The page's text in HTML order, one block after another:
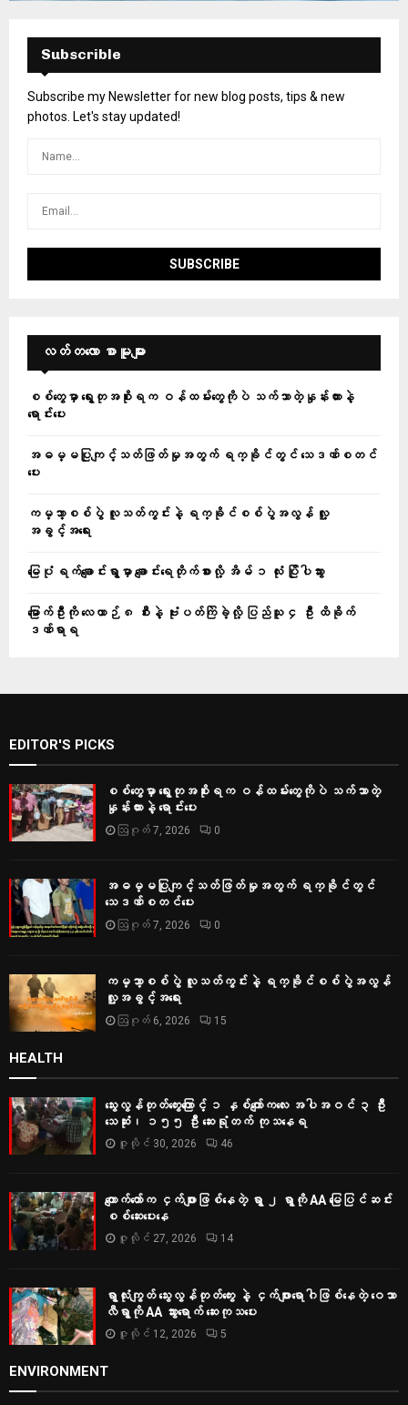
Subscrible
Subscribe my Newsletter for new blog posts, tips & new
photos. Let's stay updated!
လတ်တ‌လော စာမူများ
စစ်တွေမှာ ရွေးတုအစိုးရက ဝန်ထမ်းတွေကိုပဲ သက်သာတဲ့နှုန်းထားနဲ့
ရောင်းပေး
အဓမ္မပြုကျင့်သတ်ဖြတ်မှုအတွက် ရက္ခိုင်တွင် သေဒဏ်စတင်
ပေး
ကမ္ဘာ့စစ်ပွဲ လူသတ်ကွင်းနဲ့ ရက္ခိုင်စစ်ပွဲအလွန် လူ့
အခွင့်အရေး
မြေပုံ ရက်ချောင်းရွာမှာ ချောင်းရေတိုက်စားလို့ အိမ် ၁ လုံး ပြိုပါသွား
မြောက်ဦးကို လေယာဉ် ၈ စီးနဲ့ ဗုံးပတ်ကြဲခဲ့လို့ ပြည်သူ ၄ ဦး ထိခိုက်
ဒဏ်ရာရ
EDITOR'S PICKS
စစ်တွေမှာ ရွေးတုအစိုးရက ဝန်ထမ်းတွေကိုပဲ သက်သာတဲ့
နှုန်းထားနဲ့ ရောင်းပေး
ဩဂုတ် 7, 2026 0
အဓမ္မပြုကျင့်သတ်ဖြတ်မှုအတွက် ရက္ခိုင်တွင်
သေဒဏ်စတင်ပေး
ဩဂုတ် 7, 2026 0
ကမ္ဘာ့စစ်ပွဲ လူသတ်ကွင်းနဲ့ ရက္ခိုင်စစ်ပွဲအလွန်
လူ့အခွင့်အရေး
ဩဂုတ် 6, 2026 15
HEALTH
သွေးလွန်တုတ်ကွေးကြောင့် ၁ နှစ်ကျော်ကလေး အပါအဝင် ၃ ဦး
သေဆုံး၊ ၁၅၅ ဦး ဆေးရုံတက် ကုသနေရ
ဇူလိုင် 30, 2026 46
ကျောက်တော်က ငှက်ဖျားဖြစ်နေတဲ့ ရွာ ၂ ရွာကို AA မြေပြင်ဆင်း
စစ်‌ဆေးပေးနေ
ဇူလိုင် 27, 2026 14
ရွာလုံးကျွတ် သွေးလွန်တုတ်ကွေး နဲ့ ငှက်ဖျားရောဂါဖြစ်နေတဲ့ ဝေသာ
လီရွာကို AA သွားရောက် ဆေးကုသပေး
ဇူလိုင် 12, 2026 5
ENVIRONMENT